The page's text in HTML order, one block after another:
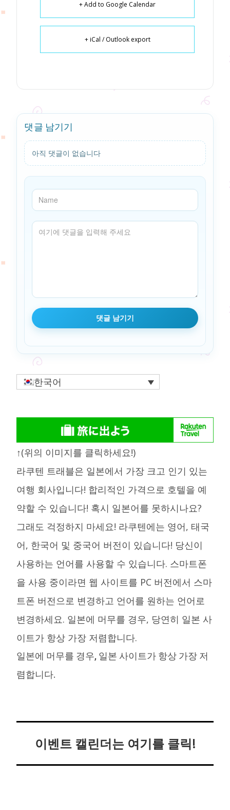
+ Add to Google Calendar
+ iCal / Outlook export
댓글 남기기
아직 댓글이 없습니다
한국어
↑(위의 이미지를 클릭하세요!)
라쿠텐 트래블은 일본에서 가장 크고 인기 있는
여행 회사입니다! 합리적인 가격으로 호텔을 예
약할 수 있습니다! 혹시 일본어를 못하시나요?
그래도 걱정하지 마세요! 라쿠텐에는 영어, 태국
어, 한국어 및 중국어 버전이 있습니다! 당신이
사용하는 언어를 사용할 수 있습니다. 스마트폰
을 사용 중이라면 웹 사이트를 PC 버전에서 스마
트폰 버전으로 변경하고 언어를 원하는 언어로
변경하세요. 일본에 머무를 경우, 당연히 일본 사
이트가 항상 가장 저렴합니다.
일본에 머무를 경우, 일본 사이트가 항상 가장 저
렴합니다.
이벤트 캘린더는 여기를 클릭!